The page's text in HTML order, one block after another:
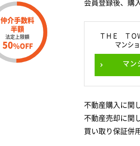
仲介手数料
半額
法定上限額
50%OFF
会員登録後、購
ＴＨＥ ＴＯ
マンシ
マン
不動産購入に関
不動産売却に関
買い取り保証併